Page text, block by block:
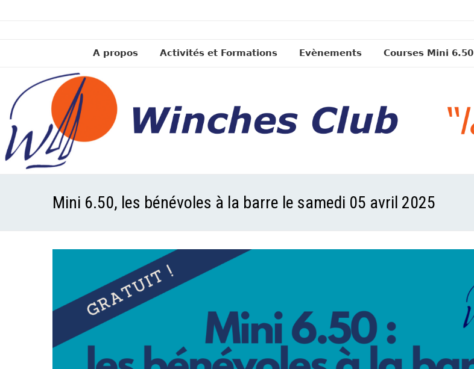
A propos Activités et Formations Evènements Courses Mini 6.50
Mini 6.50, les bénévoles à la barre le samedi 05 avril 2025